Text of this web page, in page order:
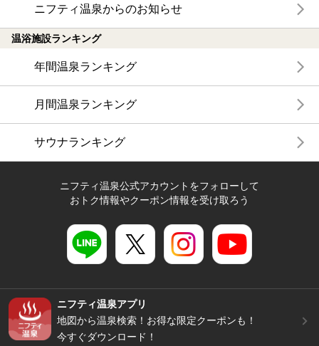
ニフティ温泉からのお知らせ
温浴施設ランキング
年間温泉ランキング
月間温泉ランキング
サウナランキング
ニフティ温泉公式アカウントをフォローして
おトク情報やクーポン情報を受け取ろう
ニフティ温泉アプリ
地図から温泉検索！お得な限定クーポンも！
今すぐダウンロード！